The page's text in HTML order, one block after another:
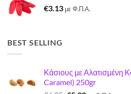
€7.22.είναι:
€3.13 με Φ.Π.Α.
BEST SELLING
Κάσιους με Αλατισμένη
Caramel) 250gr